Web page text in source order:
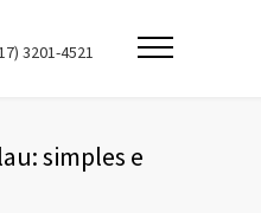
3201-4521
simples e